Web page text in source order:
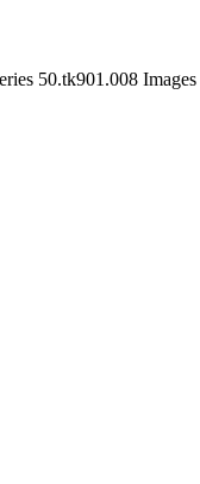
50.tk901.008 Images